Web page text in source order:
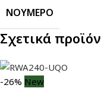
ΝΟΎΜΕΡΟ
Σχετικά
-26% New